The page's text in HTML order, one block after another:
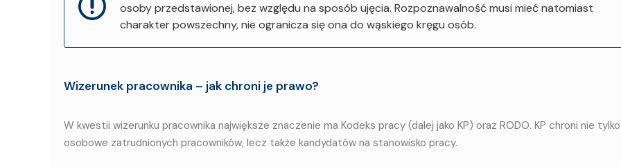
osoby przedstawionej, bez względu na sposób ujęcia. Rozpoznawalność musi mieć natomiast
charakter powszechny, nie ogranicza się ona do wąskiego kręgu osób.
Wizerunek pracownika – jak chroni je prawo?
W kwestii wizerunku pracownika największe znaczenie ma Kodeks pracy (dalej jako KP) oraz RODO. KP chroni nie
osobowe zatrudnionych pracowników, lecz także kandydatów na stanowisko pracy.